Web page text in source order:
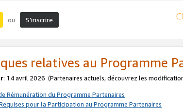
ou S’inscrire
relatives au Programme
: 14 avril 2026 (Partenaires actuels, découvrez les
Rémunération du Programme Partenaires
pour la Participation au Programme Partenaires